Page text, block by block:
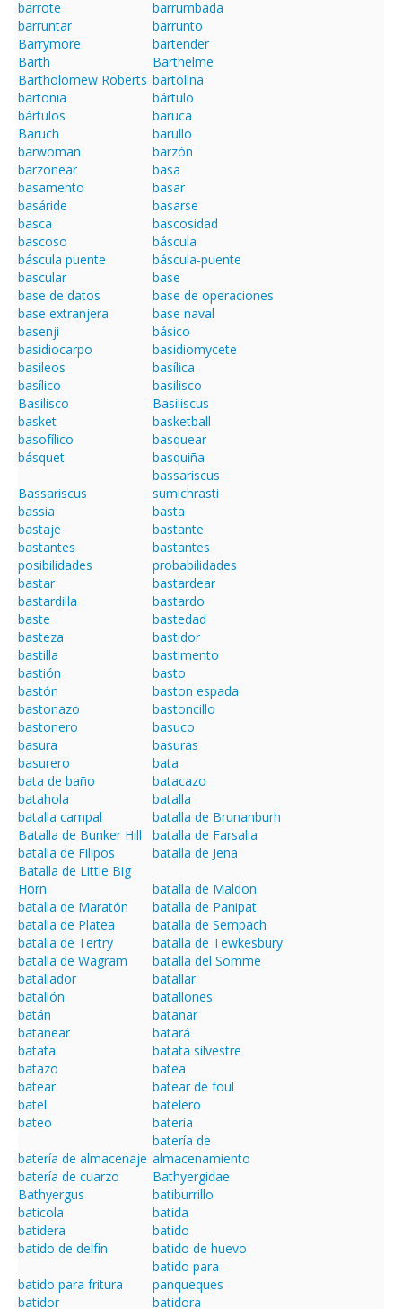
barrote
barrumbada
barruntar
barrunto
Barrymore
bartender
Barth
Barthelme
Bartholomew Roberts bartolina
bartonia
bártulo
bártulos
baruca
Baruch
barullo
barwoman
barzón
barzonear
basa
basamento
basar
basáride
basarse
basca
bascosidad
bascoso
báscula
báscula puente
báscula-puente
bascular
base
base de datos
base de operaciones
base extranjera
base naval
basenji
básico
basidiocarpo
basidiomycete
basileos
basílica
basílico
basilisco
Basilisco
Basiliscus
basket
basketball
basofílico
basquear
básquet
basquiña
Bassariscus
bassariscus
sumichrasti
bassia
basta
bastaje
bastante
bastantes
posibilidades
bastantes
probabilidades
bastar
bastardear
bastardilla
bastardo
baste
bastedad
basteza
bastidor
bastilla
bastimento
bastión
basto
bastón
baston espada
bastonazo
bastoncillo
bastonero
basuco
basura
basuras
basurero
bata
bata de baño
batacazo
batahola
batalla
batalla campal
batalla de Brunanburh
Batalla de Bunker Hill
batalla de Farsalia
batalla de Filipos
batalla de Jena
Batalla de Little Big
Horn
batalla de Maldon
batalla de Maratón
batalla de Panipat
batalla de Platea
batalla de Sempach
batalla de Tertry
batalla de Tewkesbury
batalla de Wagram
batalla del Somme
batallador
batallar
batallón
batallones
batán
batanar
batanear
batará
batata
batata silvestre
batazo
batea
batear
batear de foul
batel
batelero
bateo
batería
batería de almacenaje
batería de
almacenamiento
batería de cuarzo
Bathyergidae
Bathyergus
batiburrillo
baticola
batida
batidera
batido
batido de delfín
batido de huevo
batido para fritura
batido para
panqueques
batidor
batidora